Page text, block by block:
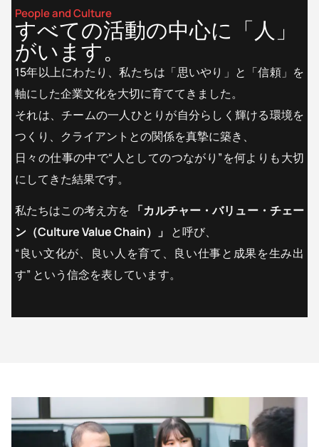
People and Culture
すべての活動の中心に「人」
がいます。
15年以上にわたり、私たちは「思いやり」と「信頼」を
軸にした企業文化を大切に育ててきました。
それは、チームの一人ひとりが自分らしく輝ける環境を
つくり、クライアントとの関係を真摯に築き、
日々の仕事の中で“人としてのつながり”を何よりも大切
にしてきた結果です。
私たちはこの考え方を 「カルチャー・バリュー・チェー
ン（Culture Value Chain）」 と呼び、
“良い文化が、良い人を育て、良い仕事と成果を生み出
す” という信念を表しています。